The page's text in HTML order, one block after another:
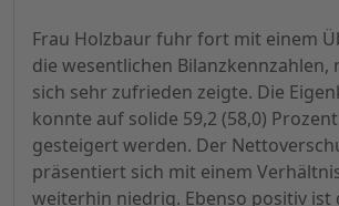
Frau Holzbaur fuhr fort mit einem
die wesentlichen Bilanzkennzahlen,
sich sehr zufrieden zeigte. Die
konnte auf solide 59,2 (58,0)
gesteigert werden. Der
präsentiert sich mit einem
weiterhin niedrig. Ebenso positiv ist